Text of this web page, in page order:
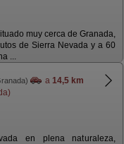
muy cerca de Granada,
de Sierra Nevada y a 60
...
a 14,5 km
en plena naturaleza,